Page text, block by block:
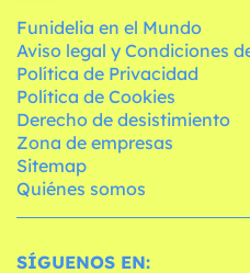
Funidelia en el Mundo
Aviso legal y Condiciones
Política de Privacidad
Política de Cookies
Derecho de desistimiento
Zona de empresas
Sitemap
Quiénes somos
SÍGUENOS EN: